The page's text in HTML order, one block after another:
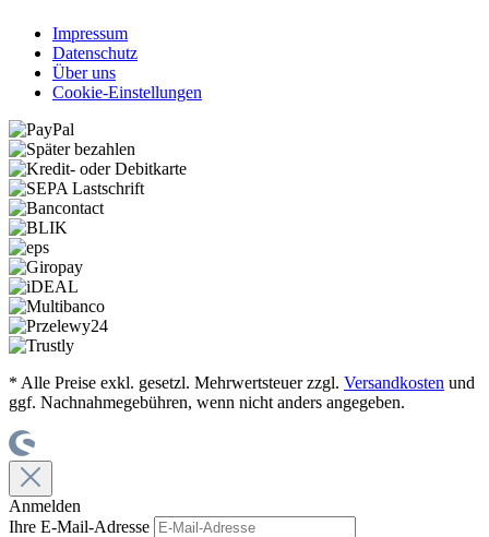
Impressum
Datenschutz
Über uns
Cookie-Einstellungen
* Alle Preise exkl. gesetzl. Mehrwertsteuer zzgl. Versandkosten und
ggf. Nachnahmegebühren, wenn nicht anders angegeben.
Anmelden
Ihre E-Mail-Adresse